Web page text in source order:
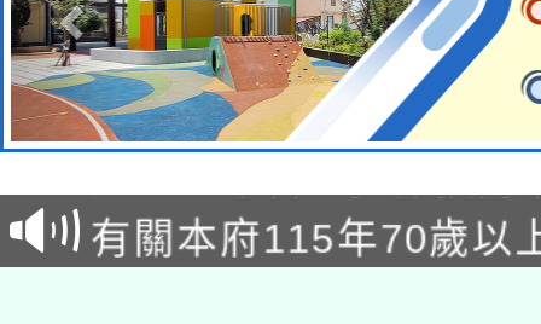
兒童少年暑期犯罪預防
答一案
有關本府115年70歲以